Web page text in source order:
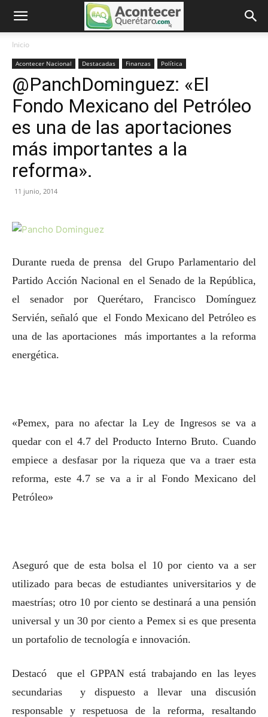
Inicio
Acontecer Nacional Destacadas Finanzas Política
@PanchDominguez: «El
Fondo Mexicano del Petróleo
es una de las aportaciones
más importantes a la
reforma».
11 junio, 2014
Durante rueda de prensa del Grupo Parlamentario del
Partido Acción Nacional en el Senado de la República,
el senador por Querétaro, Francisco Domínguez
Servién, señaló que el Fondo Mexicano del Petróleo es
una de las aportaciones más importantes a la reforma
energética.
«Pemex, para no afectar la Ley de Ingresos se va a
quedar con el 4.7 del Producto Interno Bruto. Cuando
empiece a desfasar por la riqueza que va a traer esta
reforma, este 4.7 se va a ir al Fondo Mexicano del
Petróleo»
Aseguró que de esta bolsa el 10 por ciento va a ser
utilizado para becas de estudiantes universitarios y de
maestrías; otro 10 por ciento se destinará a una pensión
universal y un 30 por ciento a Pemex si es que presenta
un portafolio de tecnología e innovación.
Destacó que el GPPAN está trabajando en las leyes
secundarias y dispuesto a llevar una discusión
responsable y respetuosa de la reforma, resaltando